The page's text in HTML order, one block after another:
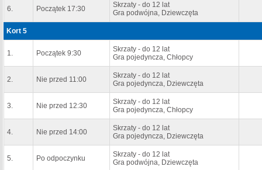
6. Początek 17:30
Skrzaty - do 12 lat
Gra podwójna, Dziewczęta
Kort 5
1. Początek 9:30
Skrzaty - do 12 lat
Gra pojedyncza, Chłopcy
2. Nie przed 11:00
Skrzaty - do 12 lat
Gra pojedyncza, Dziewczęta
3. Nie przed 12:30
Skrzaty - do 12 lat
Gra pojedyncza, Chłopcy
4. Nie przed 14:00
Skrzaty - do 12 lat
Gra pojedyncza, Dziewczęta
5. Po odpoczynku
Skrzaty - do 12 lat
Gra podwójna, Dziewczęta